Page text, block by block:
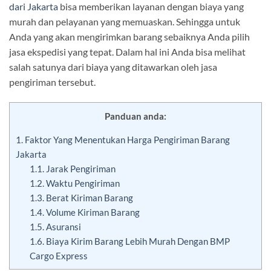
dari Jakarta bisa memberikan layanan dengan biaya yang
murah dan pelayanan yang memuaskan. Sehingga untuk
Anda yang akan mengirimkan barang sebaiknya Anda pilih
jasa ekspedisi yang tepat. Dalam hal ini Anda bisa melihat
salah satunya dari biaya yang ditawarkan oleh jasa
pengiriman tersebut.
Panduan anda:
1. Faktor Yang Menentukan Harga Pengiriman Barang
Jakarta
1.1.Jarak Pengiriman
1.2.Waktu Pengiriman
1.3.Berat Kiriman Barang
1.4.Volume Kiriman Barang
1.5.Asuransi
1.6.Biaya Kirim Barang Lebih Murah Dengan BMP
Cargo Express